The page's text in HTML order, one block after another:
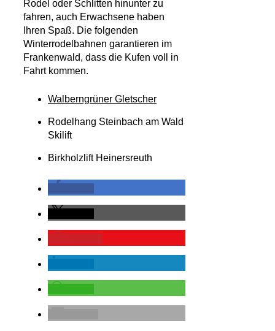
Rodel oder Schlitten hinunter zu
fahren, auch Erwachsene haben
Ihren Spaß. Die folgenden
Winterrodelbahnen garantieren im
Frankenwald, dass die Kufen voll in
Fahrt kommen.
Walberngrüner Gletscher
Rodelhang Steinbach am Wald
Skilift
Birkholzlift Heinersreuth